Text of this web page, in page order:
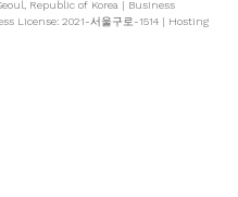
Republic of Korea | Business
License: 2021-서울구로-1514 | Hosting